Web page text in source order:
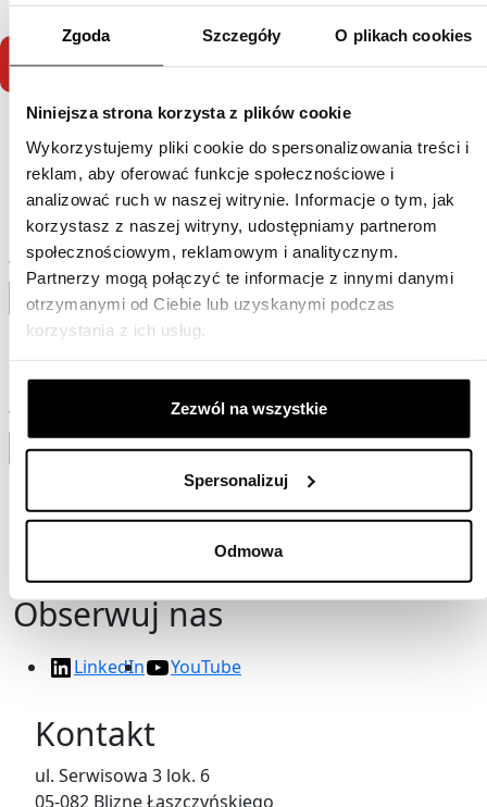
Zgoda Szczegóły O plikach cookies
Niniejsza strona korzysta z plików cookie
Wykorzystujemy pliki cookie do spersonalizowania treści i
reklam, aby oferować funkcje społecznościowe i
analizować ruch w naszej witrynie. Informacje o tym, jak
korzystasz z naszej witryny, udostępniamy partnerom
społecznościowym, reklamowym i analitycznym.
Partnerzy mogą połączyć te informacje z innymi danymi
otrzymanymi od Ciebie lub uzyskanymi podczas
korzystania z ich usług.
Zezwól na wszystkie
Spersonalizuj
Odmowa
SKONTAKTUJ SIĘ Z NAMI
foliarek kapturowych stretch-hood:
Urządzenia
Dowiedz się więcej
Foliarki kapturowe stretch-hood
Dowiedz się więcej
Obserwuj nas
LinkedIn YouTube
Kontakt
ul. Serwisowa 3 lok. 6
05-082 Blizne Łaszczyńskiego